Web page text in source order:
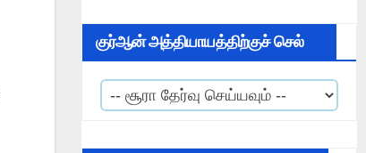
குர்ஆன் அத்தியாயத்திற்குச் செல்